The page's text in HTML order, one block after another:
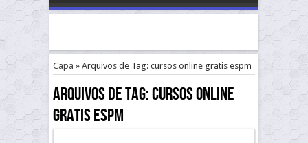
Capa » Arquivos de Tag: cursos online gratis espm
Arquivos de Tag:cursos online
gratis espm